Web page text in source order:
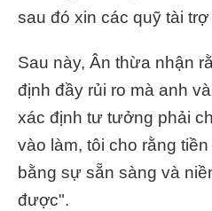
sau đó xin các quỹ tài
Sau này, Ân thừa nhận
định đầy rủi ro mà anh
xác định tư tưởng phải
vào làm, tôi cho rằng
bằng sự sẵn sàng và
được".